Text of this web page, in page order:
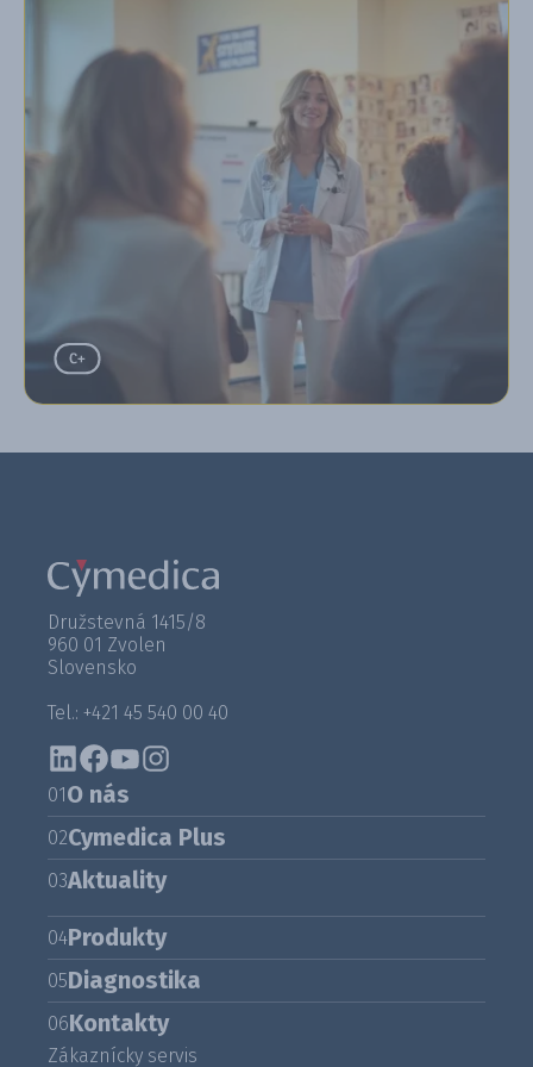
Družstevná 1415/8
960 01 Zvolen
Slovensko
Tel.: +421 45 540 00 40
01O nás
02Cymedica Plus
03Aktuality
04Produkty
05Diagnostika
06Kontakty
Zákaznícky servis